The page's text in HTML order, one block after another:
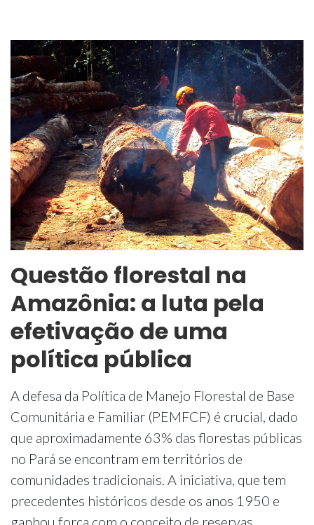
Questão florestal na
Amazônia: a luta pela
efetivação de uma
política pública
A defesa da Política de Manejo Florestal de Base
Comunitária e Familiar (PEMFCF) é crucial, dado
que aproximadamente 63% das florestas públicas
no Pará se encontram em territórios de
comunidades tradicionais. A iniciativa, que tem
precedentes históricos desde os anos 1950 e
ganhou força com o conceito de reservas